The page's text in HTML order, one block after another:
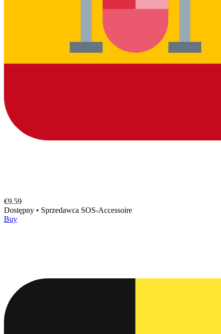
€9.59
Dostępny • Sprzedawca SOS-Accessoire
Buy